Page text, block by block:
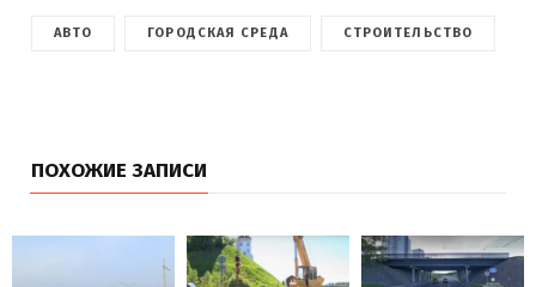
АВТО ГОРОДСКАЯ СРЕДА СТРОИТЕЛЬСТВО
ПОХОЖИЕ ЗАПИСИ